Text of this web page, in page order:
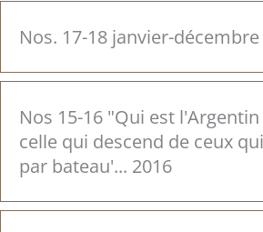
Nos. 17-18 janvier-
Nos 15-16 "Qui est
celle qui descend de ceux
par bateau'... 2016